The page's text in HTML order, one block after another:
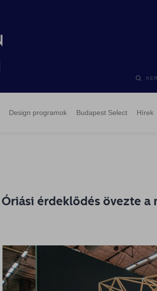
Design programok Budapest Select Hírek
Óriási érdeklődés övezte a